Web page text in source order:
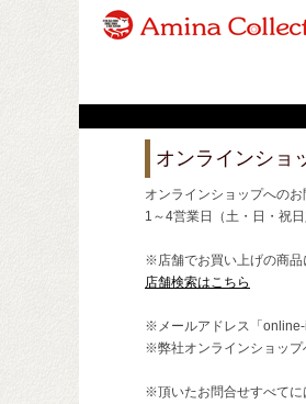
オンラインショ
オンラインショップへの
1～4営業日（土・日・祝
※店舗でお買い上げの商品
店舗検索はこちら
※メールアドレス「online-
※弊社オンラインショップ
※頂いたお問合せすべてに